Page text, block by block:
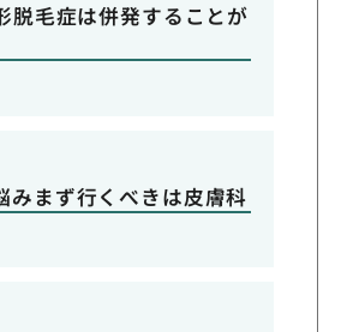
脱毛症は併発することが
みまず行くべきは皮膚科